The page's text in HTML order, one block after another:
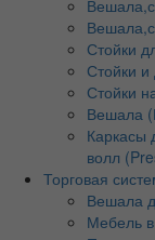
Стойки
Стойки и
Стойки
Вешала
Каркасы
волл
Торговая
Вешала
Мебель